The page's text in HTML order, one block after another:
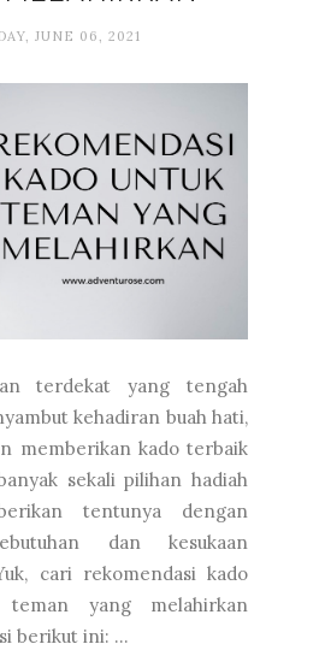
JUNE 06, 2021
terdekat yang tengah
kehadiran buah hati,
memberikan kado terbaik
sekali pilihan hadiah
tentunya dengan
dan kesukaan
cari rekomendasi kado
yang melahirkan
berikut ini: ...